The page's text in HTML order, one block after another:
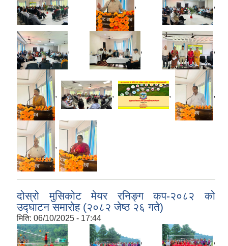
, , ,
, , ,
, , , ,
,
दोस्रो मुसिकोट मेयर रनिङ्ग कप-२०८२ को
उद्घाटन समारोह (२०८२ जेष्ठ २६ गते)
मिति: 06/10/2025 - 17:44
, , ,